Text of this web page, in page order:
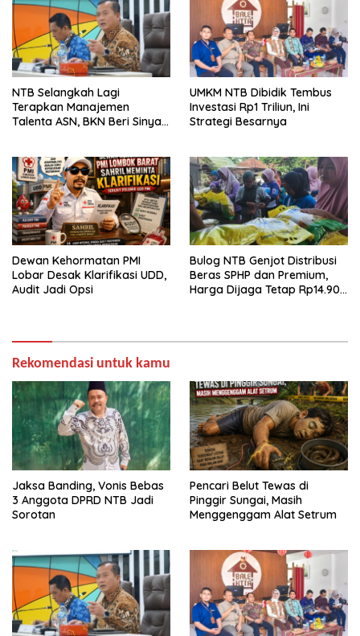
NTB Selangkah Lagi
Terapkan Manajemen
Talenta ASN, BKN Beri Sinyal
UMKM NTB Dibidik Tembus
Investasi Rp1 Triliun, Ini
Strategi Besarnya
Dewan Kehormatan PMI
Lobar Desak Klarifikasi UDD,
Audit Jadi Opsi
Bulog NTB Genjot Distribusi
Beras SPHP dan Premium,
Harga Dijaga Tetap Rp14.900
Rekomendasi untuk kamu
Jaksa Banding, Vonis Bebas
3 Anggota DPRD NTB Jadi
Sorotan
Pencari Belut Tewas di
Pinggir Sungai, Masih
Menggenggam Alat Setrum